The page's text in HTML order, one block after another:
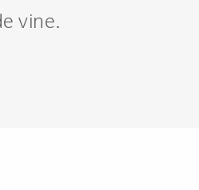
vine.